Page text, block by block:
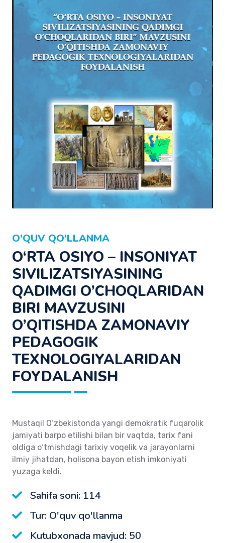
O'QUV QO'LLANMA
O‘RTA OSIYO – INSONIYAT
SIVILIZATSIYASINING
QADIMGI O’CHOQLARIDAN
BIRI MAVZUSINI
O’QITISHDA ZAMONAVIY
PEDAGOGIK
TEXNOLOGIYALARIDAN
FOYDALANISH
Мustaqil O‘zbekistonda yangi demokratik fuqarolik
jamiyati barpo etilishi bilan bir vaqtda, tarix fani
oldiga o‘tmishdagi tarixiy voqelik va jarayonlarni
ilmiy jihatdan, holisona bayon etish imkoniyati
yuzaga keldi.
Sahifa soni: 114
Tur: O'quv qo'llanma
Kutubxonada mavjud: 50